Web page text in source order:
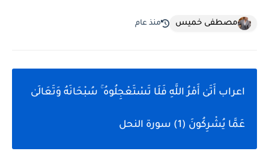
مصطفى خميس منذ عام
اعراب أَتَىٰ أَمْرُ اللَّهِ فَلَا تَسْتَعْجِلُوهُ ۚ سُبْحَانَهُ وَتَعَالَىٰ
عَمَّا يُشْرِكُونَ (1) سورة النحل